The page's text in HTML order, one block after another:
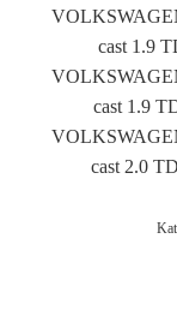
cast 1.9
cast 1.9
cast 2.0